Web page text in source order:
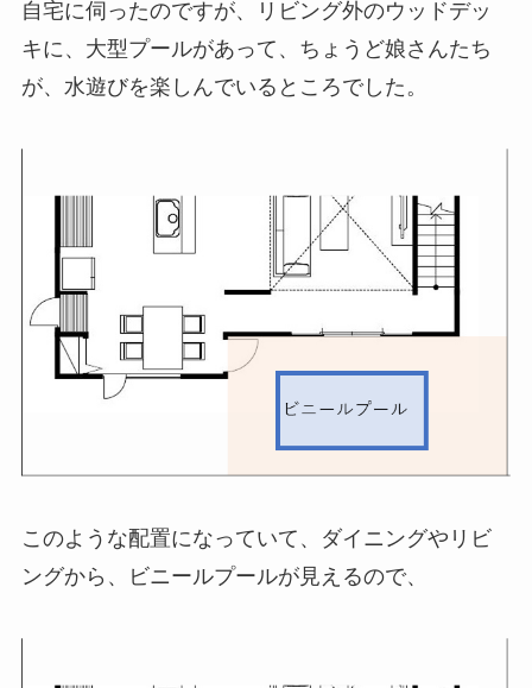
自宅に伺ったのですが、リビング外のウッドデッ
キに、大型プールがあって、ちょうど娘さんたち
が、水遊びを楽しんでいるところでした。
このような配置になっていて、ダイニングやリビ
ングから、ビニールプールが見えるので、